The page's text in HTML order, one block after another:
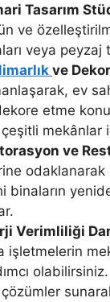
Tasarım
ve
veya peyzaj
ve
ev
etme
mekânlar
ve
binaların
Verimliliği
işletmelerin